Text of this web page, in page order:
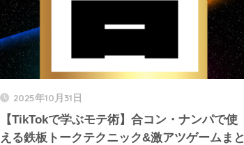
2025年10月31日
【TikTokで学ぶモテ術】合コン・ナンパで使
える鉄板トークテクニック&激アツゲームまと